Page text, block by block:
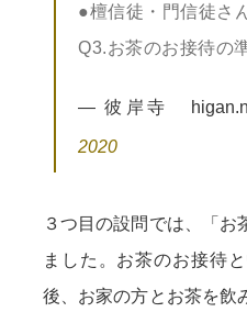
●檀信徒・門信徒さ
Q3.お茶のお接待の
— 彼岸寺
2020
３つ目の設問では、「お
ました。お茶のお接待
後、お家の方とお茶を飲